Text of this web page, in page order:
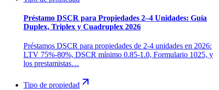
Préstamo DSCR para Propiedades 2–4 Unidades: Guía
Duplex, Triplex y Cuadruplex 2026
Préstamos DSCR para propiedades de 2-4 unidades en 2026:
LTV 75%-80%, DSCR mínimo 0.85-1.0, Formulario 1025, y
los prestamistas…
Tipo de propiedad